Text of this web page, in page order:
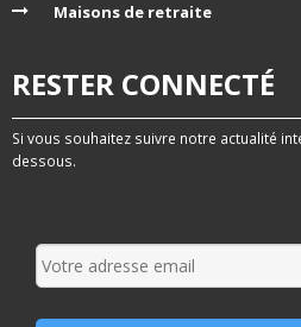
Maisons de retraite
RESTER CONNECTÉ
Si vous souhaitez suivre notre actualité
dessous.